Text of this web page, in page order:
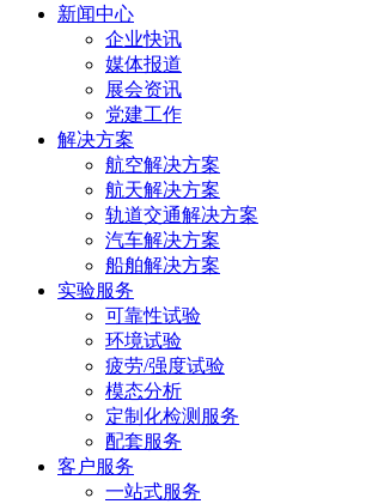
新闻中心
企业快讯
媒体报道
展会资讯
党建工作
解决方案
航空解决方案
航天解决方案
轨道交通解决方案
汽车解决方案
船舶解决方案
实验服务
可靠性试验
环境试验
疲劳/强度试验
模态分析
定制化检测服务
配套服务
客户服务
一站式服务